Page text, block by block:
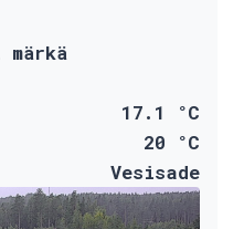
17.1 °C
20 °C
Vesisade